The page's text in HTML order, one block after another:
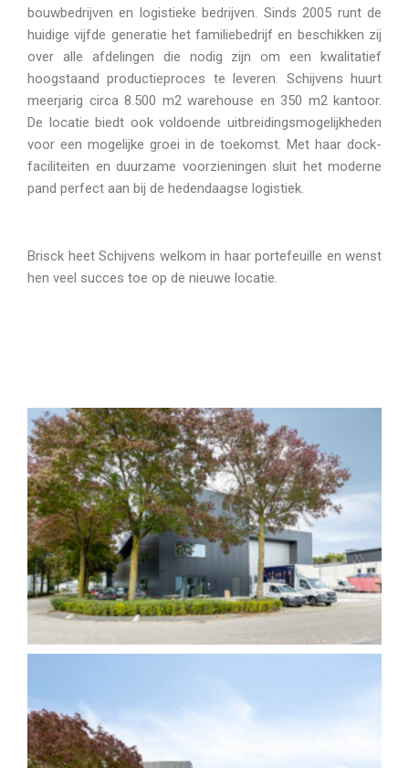
bouwbedrijven en logistieke bedrijven. Sinds 2005 runt de
huidige vijfde generatie het familiebedrijf en beschikken zij
over alle afdelingen die nodig zijn om een kwalitatief
hoogstaand productieproces te leveren. Schijvens huurt
meerjarig circa 8.500 m2 warehouse en 350 m2 kantoor.
De locatie biedt ook voldoende uitbreidingsmogelijkheden
voor een mogelijke groei in de toekomst. Met haar dock-
faciliteiten en duurzame voorzieningen sluit het moderne
pand perfect aan bij de hedendaagse logistiek.
Brisck heet Schijvens welkom in haar portefeuille en wenst
hen veel succes toe op de nieuwe locatie.